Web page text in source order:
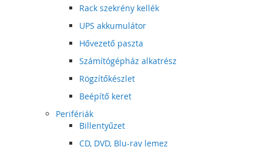
Rack szekrény kellék
UPS akkumulátor
Hővezető paszta
Számítógépház alkatrész
Rögzítőkészlet
Beépítő keret
Perifériák
Billentyűzet
CD, DVD, Blu-ray lemez